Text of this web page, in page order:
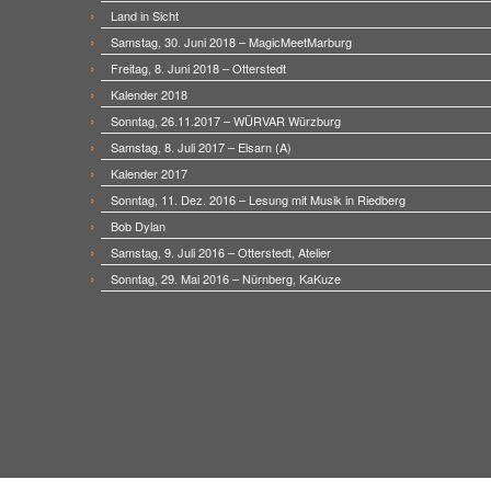
Land in Sicht
Samstag, 30. Juni 2018 – MagicMeetMarburg
Freitag, 8. Juni 2018 – Otterstedt
Kalender 2018
Sonntag, 26.11.2017 – WÜRVAR Würzburg
Samstag, 8. Juli 2017 – Elsarn (A)
Kalender 2017
Sonntag, 11. Dez. 2016 – Lesung mit Musik in Riedberg
Bob Dylan
Samstag, 9. Juli 2016 – Otterstedt, Atelier
Sonntag, 29. Mai 2016 – Nürnberg, KaKuze